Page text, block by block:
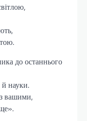
до останнього
науки.
з вашими,